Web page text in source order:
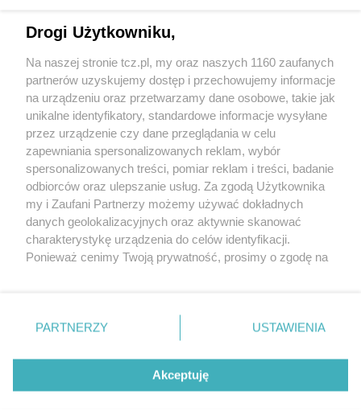
O FIRMIE POLITYKA PRYWATNOŚCI HOSTING
REKLAMA WSPÓŁPRACA RSS FACEBOOK KONTAKT
Nasze serwisy
Aktualności
Tcz24
Historia miasta
Muzyka i kultura
Archiwum wydarzeń
Zdjęcia miasta
Drogi Użytkowniku,
Na naszej stronie tcz.pl, my oraz naszych 1160 zaufanych
partnerów uzyskujemy dostęp i przechowujemy informacje
na urządzeniu oraz przetwarzamy dane osobowe, takie jak
unikalne identyfikatory, standardowe informacje wysyłane
przez urządzenie czy dane przeglądania w celu
zapewniania spersonalizowanych reklam, wybór
spersonalizowanych treści, pomiar reklam i treści, badanie
odbiorców oraz ulepszanie usług. Za zgodą Użytkownika
my i Zaufani Partnerzy możemy używać dokładnych
danych geolokalizacyjnych oraz aktywnie skanować
charakterystykę urządzenia do celów identyfikacji.
Ponieważ cenimy Twoją prywatność, prosimy o zgodę na
znajdujący się w lewym dolnym rogu strony
. Niektóre
przetwarzaniu. Preferencje będą miały zastosowania tylko
PARTNERZY USTAWIENIA
Akceptuję